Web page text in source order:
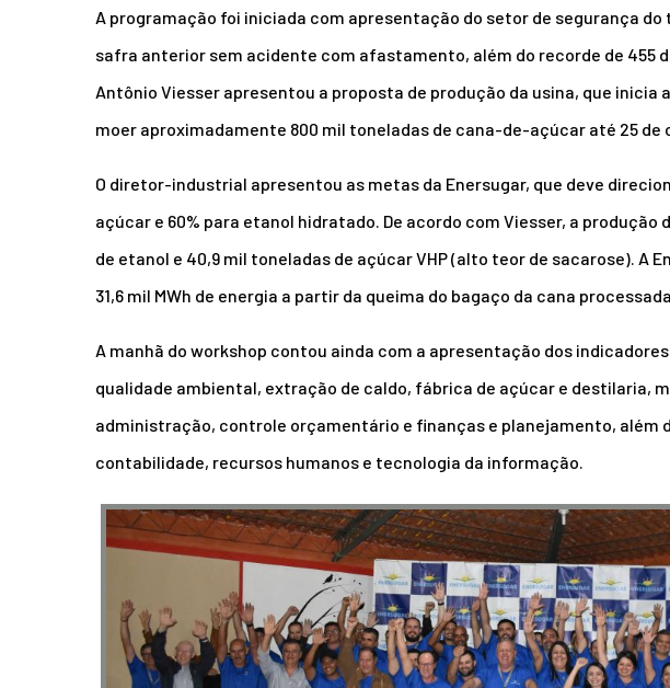
A programação foi iniciada com apresentação do setor de segurança
safra anterior sem acidente com afastamento, além do recorde de 455
Antônio Viesser apresentou a proposta de produção da usina, que inicia
moer aproximadamente 800 mil toneladas de cana-de-açúcar até 25 de
O diretor-industrial apresentou as metas da Enersugar, que deve
açúcar e 60% para etanol hidratado. De acordo com Viesser, a produção
de etanol e 40,9 mil toneladas de açúcar VHP (alto teor de sacarose). A
31,6 mil MWh de energia a partir da queima do bagaço da cana
A manhã do workshop contou ainda com a apresentação dos
qualidade ambiental, extração de caldo, fábrica de açúcar e destilaria,
administração, controle orçamentário e finanças e planejamento, além
contabilidade, recursos humanos e tecnologia da informação.